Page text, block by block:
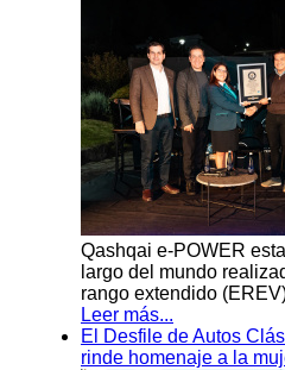
Qashqai e-POWER
largo del mundo
rango extendido
Leer más...
El Desfile de Autos
rinde homenaje a la